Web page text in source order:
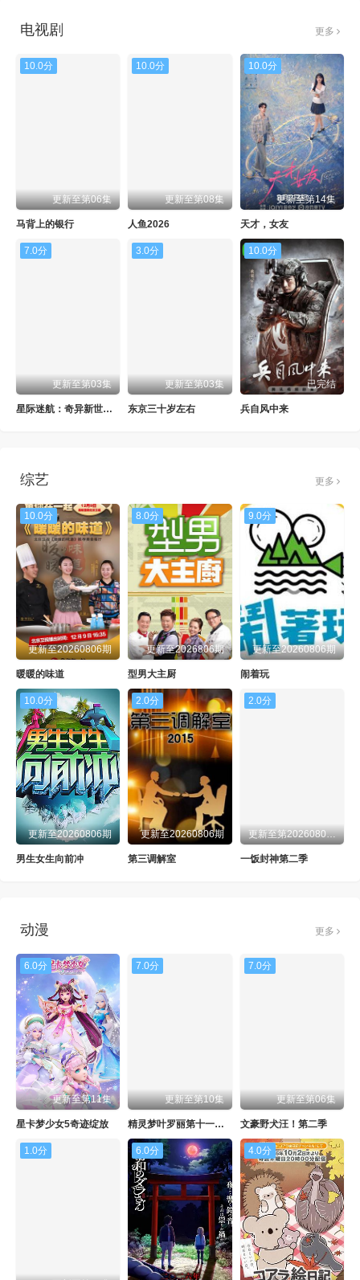
电视剧 更多
10.0分
更新至第06集
马背上的银行
10.0分
更新至第08集
人鱼2026
10.0分
更新至第14集
天才，女友
7.0分
更新至第03集
星际迷航：奇异新世界第四季
3.0分
更新至第03集
东京三十岁左右
10.0分
已完结
兵自风中来
综艺 更多
10.0分
更新至20260806期
暖暖的味道
8.0分
更新至2026806期
型男大主厨
9.0分
更新至20260806期
闹着玩
10.0分
更新至20260806期
男生女生向前冲
2.0分
更新至20260806期
第三调解室
2.0分
更新至第20260806期
一饭封神第二季
动漫 更多
6.0分
更新至第11集
星卡梦少女5奇迹绽放
7.0分
更新至第10集
精灵梦叶罗丽第十一季（下）
7.0分
更新至第06集
文豪野犬汪！第二季
1.0分 6.0分 4.0分